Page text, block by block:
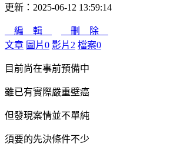
更新：2025-06-12 13:59:14
編 輯
刪 除
文章 圖片0 影片 2 檔案0
目前尚在事前預備中
雖已有實際嚴重壁癌
但發現案情並不單純
須要的先決條件不少